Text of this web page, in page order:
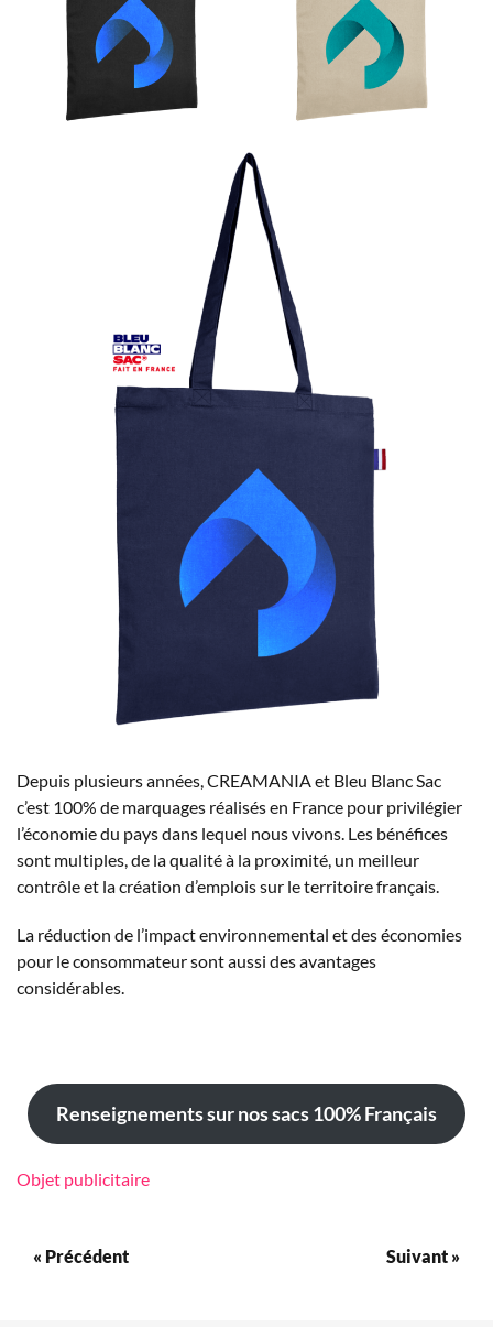
Depuis plusieurs années, CREAMANIA et Bleu Blanc Sac
c’est 100% de marquages réalisés en France pour privilégier
l’économie du pays dans lequel nous vivons. Les bénéfices
sont multiples, de la qualité à la proximité, un meilleur
contrôle et la création d’emplois sur le territoire français.
La réduction de l’impact environnemental et des économies
pour le consommateur sont aussi des avantages
considérables.
Renseignements sur nos sacs 100% Français
Objet publicitaire
« Précédent Suivant »